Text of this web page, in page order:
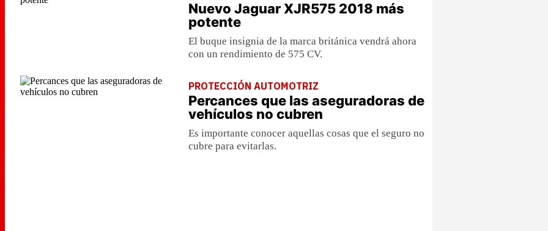
Nuevo Jaguar XJR575 2018 más
potente
El buque insignia de la marca británica vendrá ahora
con un rendimiento de 575 CV.
PROTECCIÓN AUTOMOTRIZ
Percances que las aseguradoras de
vehículos no cubren
Es importante conocer aquellas cosas que el seguro no
cubre para evitarlas.